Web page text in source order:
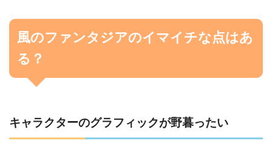
風のファンタジアのイマイチな点はあ
る？
キャラクターのグラフィックが野暮ったい